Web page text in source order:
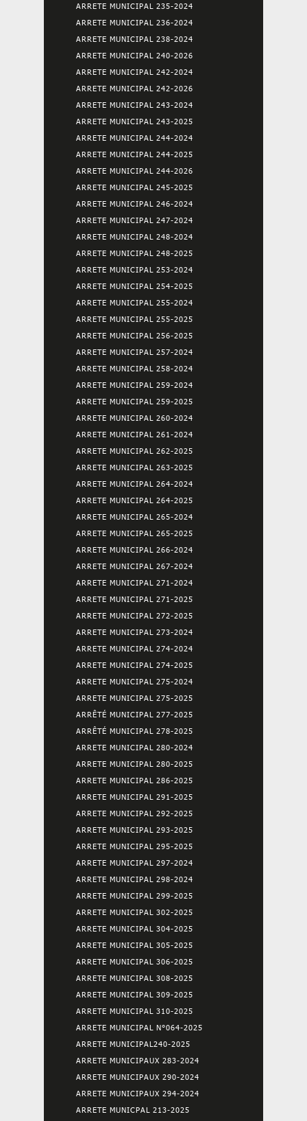
ARRETE MUNICIPAL 235-2024
ARRETE MUNICIPAL 236-2024
ARRETE MUNICIPAL 238-2024
ARRETE MUNICIPAL 240-2026
ARRETE MUNICIPAL 242-2024
ARRETE MUNICIPAL 242-2026
ARRETE MUNICIPAL 243-2024
ARRETE MUNICIPAL 243-2025
ARRETE MUNICIPAL 244-2024
ARRETE MUNICIPAL 244-2025
ARRETE MUNICIPAL 244-2026
ARRETE MUNICIPAL 245-2025
ARRETE MUNICIPAL 246-2024
ARRETE MUNICIPAL 247-2024
ARRETE MUNICIPAL 248-2024
ARRETE MUNICIPAL 248-2025
ARRETE MUNICIPAL 253-2024
ARRETE MUNICIPAL 254-2025
ARRETE MUNICIPAL 255-2024
ARRETE MUNICIPAL 255-2025
ARRETE MUNICIPAL 256-2025
ARRETE MUNICIPAL 257-2024
ARRETE MUNICIPAL 258-2024
ARRETE MUNICIPAL 259-2024
ARRETE MUNICIPAL 259-2025
ARRETE MUNICIPAL 260-2024
ARRETE MUNICIPAL 261-2024
ARRETE MUNICIPAL 262-2025
ARRETE MUNICIPAL 263-2025
ARRETE MUNICIPAL 264-2024
ARRETE MUNICIPAL 264-2025
ARRETE MUNICIPAL 265-2024
ARRETE MUNICIPAL 265-2025
ARRETE MUNICIPAL 266-2024
ARRETE MUNICIPAL 267-2024
ARRETE MUNICIPAL 271-2024
ARRETE MUNICIPAL 271-2025
ARRETE MUNICIPAL 272-2025
ARRETE MUNICIPAL 273-2024
ARRETE MUNICIPAL 274-2024
ARRETE MUNICIPAL 274-2025
ARRETE MUNICIPAL 275-2024
ARRETE MUNICIPAL 275-2025
ARRÊTÉ MUNICIPAL 277-2025
ARRÊTÉ MUNICIPAL 278-2025
ARRETE MUNICIPAL 280-2024
ARRETE MUNICIPAL 280-2025
ARRETE MUNICIPAL 286-2025
ARRETE MUNICIPAL 291-2025
ARRETE MUNICIPAL 292-2025
ARRETE MUNICIPAL 293-2025
ARRETE MUNICIPAL 295-2025
ARRETE MUNICIPAL 297-2024
ARRETE MUNICIPAL 298-2024
ARRETE MUNICIPAL 299-2025
ARRETE MUNICIPAL 302-2025
ARRETE MUNICIPAL 304-2025
ARRETE MUNICIPAL 305-2025
ARRETE MUNICIPAL 306-2025
ARRETE MUNICIPAL 308-2025
ARRETE MUNICIPAL 309-2025
ARRETE MUNICIPAL 310-2025
ARRETE MUNICIPAL N°064-2025
ARRETE MUNICIPAL240-2025
ARRETE MUNICIPAUX 283-2024
ARRETE MUNICIPAUX 290-2024
ARRETE MUNICIPAUX 294-2024
ARRETE MUNICPAL 213-2025